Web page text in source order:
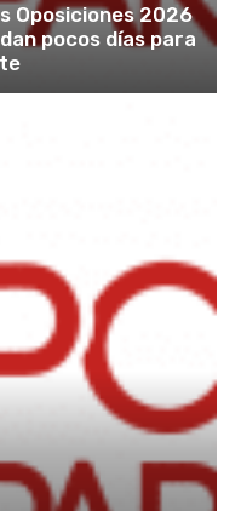
Oposiciones 2026
pocos días para